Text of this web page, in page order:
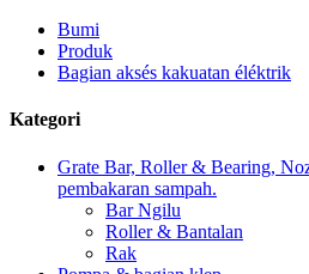
Bumi
Produk
Bagian aksés kakuatan éléktrik
Kategori
Grate Bar, Roller & Bearing,
pembakaran sampah.
Bar Ngilu
Roller & Bantalan
Rak